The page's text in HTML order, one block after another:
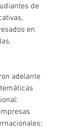
de
en
adelante